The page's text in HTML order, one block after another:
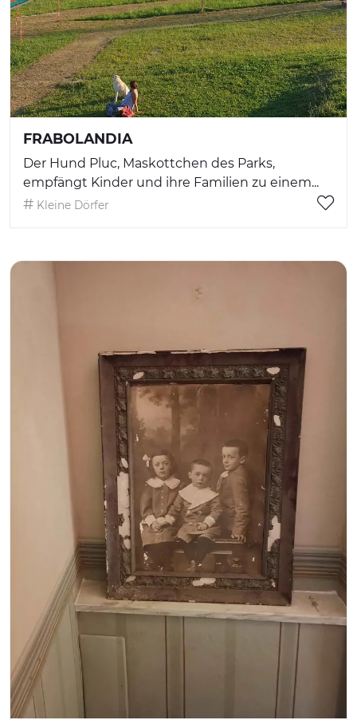
FRABOLANDIA
Der Hund Pluc, Maskottchen des Parks,
empfängt Kinder und ihre Familien zu einem...
Kleine Dörfer